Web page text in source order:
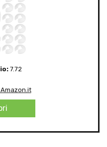
7.72